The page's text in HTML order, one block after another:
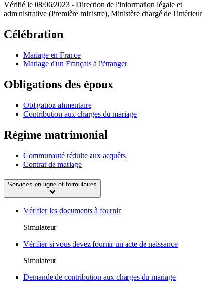
Vérifié le 08/06/2023 - Direction de l'information légale et
administrative (Première ministre), Ministère chargé de l'intérieur
Célébration
Mariage en France
Mariage d'un Français à l'étranger
Obligations des époux
Obligation alimentaire
Contribution aux charges du mariage
Régime matrimonial
Communauté réduite aux acquêts
Contrat de mariage
Services en ligne et formulaires
Vérifier les documents à fournir
Simulateur
Vérifier si vous devez fournir un acte de naissance
Simulateur
Demande de contribution aux charges du mariage